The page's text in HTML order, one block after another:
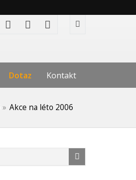
Dotaz Kontakt
Akce na léto 2006